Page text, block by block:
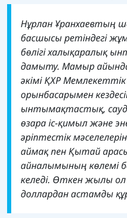
Нұрлан Ұранхаевтың
басшысы ретіндегі
бөлігі халықаралық
дамыту. Мамыр
әкімі ҚХР
орынбасарымен
ынтымақтастық,
өзара іс-қимыл және
әріптестік
аймақ пен Қытай
айналымының көлемі
келеді. Өткен жылы
доллардан астамды